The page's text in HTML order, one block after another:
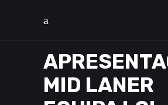
MID LANER